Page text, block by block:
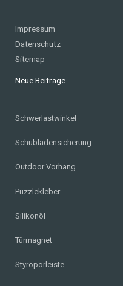
Impressum
Datenschutz
Sitemap
Neue Beiträge
Schwerlastwinkel
Schubladensicherung
Outdoor Vorhang
Puzzlekleber
Silikonöl
Türmagnet
Styroporleiste